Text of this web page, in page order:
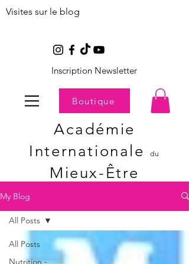
Visites sur le blog
Inscription Newsletter
Boutique
Académie
Internationaledu
Mieux-Être
My Blog
All Posts
Nutrition -
All Posts